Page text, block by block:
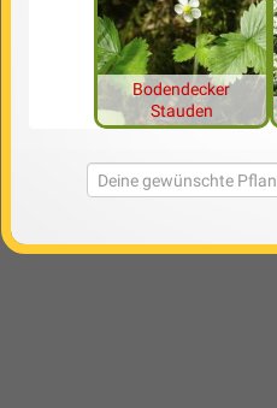
Bodendecker
Stauden